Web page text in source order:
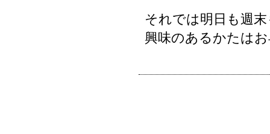
それでは明日も週
興味のあるかたは